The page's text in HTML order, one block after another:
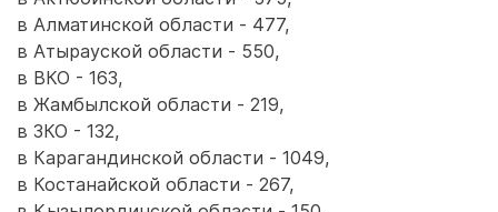
в Алматинской области - 477,
в Атырауской области - 550,
в ВКО - 163,
в Жамбылской области - 219,
в ЗКО - 132,
в Карагандинской области - 1049,
в Костанайской области - 267,